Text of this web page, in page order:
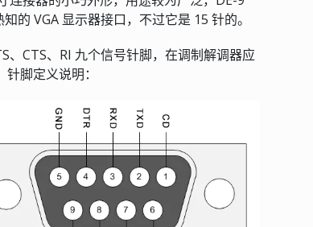
的 VGA 显示器接口，不过它是 15 针的。
、CTS、RI 九个信号针脚，在调制解调器应
脚定义说明：